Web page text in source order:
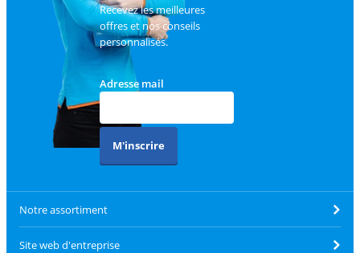
Recevez les meilleures
offres et nos conseils
personnalisés.
Adresse mail
M'inscrire
Notre assortiment
Site web d'entreprise